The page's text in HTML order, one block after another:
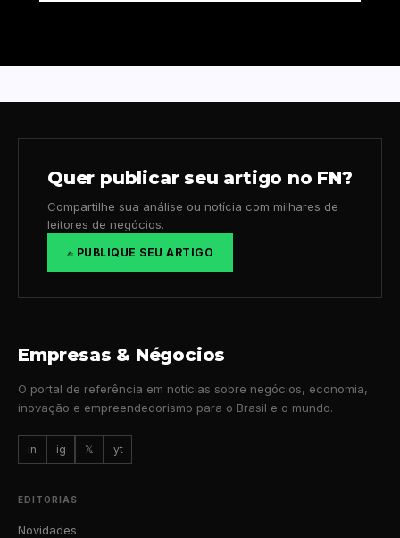
Quer publicar seu artigo no FN?
Compartilhe sua análise ou notícia com milhares de
leitores de negócios.
✍️ PUBLIQUE SEU ARTIGO
Empresas & Négocios
O portal de referência em notícias sobre negócios, economia,
inovação e empreendedorismo para o Brasil e o mundo.
in ig 𝕏 yt
EDITORIAS
Novidades